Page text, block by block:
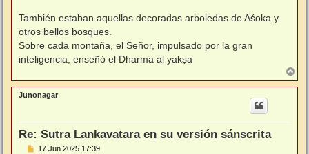
También estaban aquellas decoradas arboledas de Aśoka y
otros bellos bosques.
Sobre cada montaña, el Señor, impulsado por la gran
inteligencia, enseñó el Dharma al yakṣa
r
r
Junonagar
Re: Sutra Lankavatara en su versión sánscrita
M17 Jun 2025 17:39